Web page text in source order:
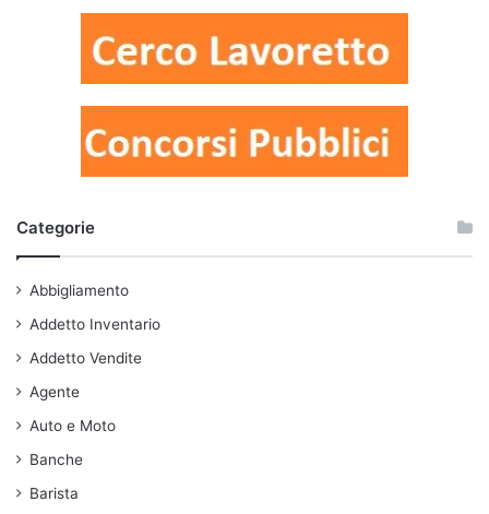
Categorie
Abbigliamento
Addetto Inventario
Addetto Vendite
Agente
Auto e Moto
Banche
Barista